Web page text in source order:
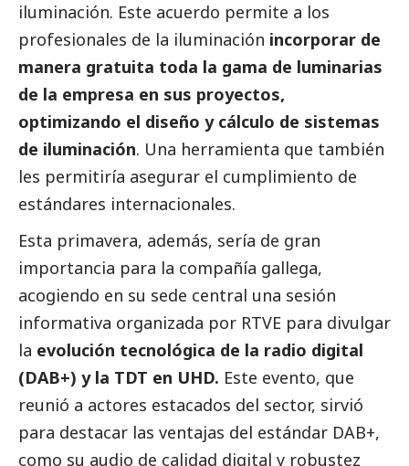
iluminación. Este acuerdo permite a los
profesionales de la iluminación incorporar de
manera gratuita toda la gama de luminarias
de la empresa en sus proyectos,
optimizando el diseño y cálculo de sistemas
de iluminación. Una herramienta que también
les permitiría asegurar el cumplimiento de
estándares internacionales.
Esta primavera, además, sería de gran
importancia para la compañía gallega,
acogiendo en su sede central una sesión
informativa organizada por RTVE para divulgar
la evolución tecnológica de la radio digital
(DAB+) y la TDT en UHD. Este evento, que
reunió a actores estacados del sector, sirvió
para destacar las ventajas del estándar DAB+,
como su audio de calidad digital y robustez